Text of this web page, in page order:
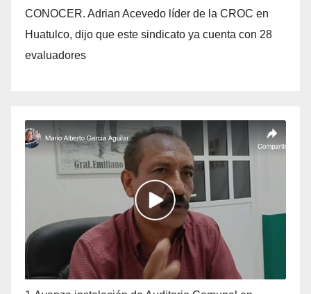
CONOCER. Adrian Acevedo líder de la CROC en
Huatulco, dijo que este sindicato ya cuenta con 28
evaluadores